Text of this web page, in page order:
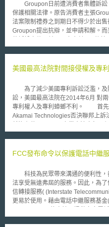
Groupon日前遭消費者集體訴訟
保護相關法律。原告消費者主張
法案限制禮券之到期日不得少於出
Groupon提出抗辯，並申請和解。
爭議。在以上兩個案例中，核心問
於，聯邦法律規定禮券到期日不得
通常會標示兩個有效日期，其一為
價)，前者係指消費者在此交易中原
格。舉例而言，消費者購買25美元
50美元的餐點，而若是團購券折扣
25美元的餐點，但無折扣。
美國最高法院對間接侵權及專
為了減少美國專利訴訟泛濫，及
訟，美國最高法院在2014年6月 對
專利權人及專利蟑螂不利。 首先
Akamai Technologies否決聯邦上訴
利之其中方法就算造成間接侵權（
並沒有引導間接構成侵權。此決定
另一個案件為Nautilus, Inc. v.
聯邦上訴法院之判決，對於專利說
的說明。聯邦上訴法院在此案中對
解釋，認為凡是專利說明不會難以
專利說明皆可符合專利法規定。但
專利法的要求。此決定對於專利蟑
FCC發布命令以保護電話中繼
科技為民眾帶來溝通的便利性，
法享受無遠弗屆的服務。因此，為
信轉接服務( (Interstate
更易於使用。藉由電話中繼服務基
(Speech-to-Speech)、電話字幕服